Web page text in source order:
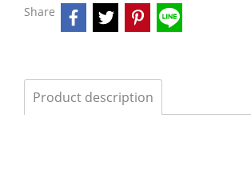
Share
Product description